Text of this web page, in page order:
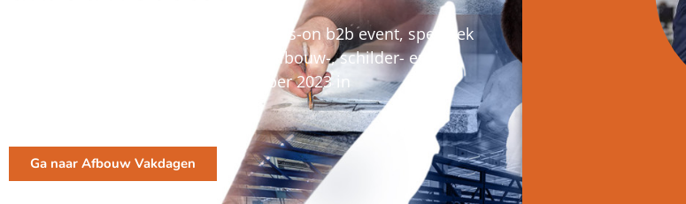
Afbouw Vakdagen is hét nieuwe hands-on b2b event, specifiek
voor de mannen en vrouwen in de afbouw-, schilder- en
natuursteensector op 8 & 9 november 2023 in
Ga naar Afbouw Vakdagen